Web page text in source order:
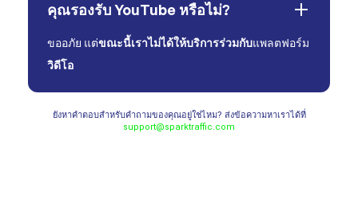
คุณรองรับ YouTube หรือไม่?
ขออภัย แต่ขณะนี้เราไม่ได้ให้บริการร่วมกับแพลตฟอร์ม
วิดีโอ
ยังหาคำตอบสำหรับคำถามของคุณอยู่ใช่ไหม? ส่งข้อความหาเราได้ที่
support@sparktraffic.com